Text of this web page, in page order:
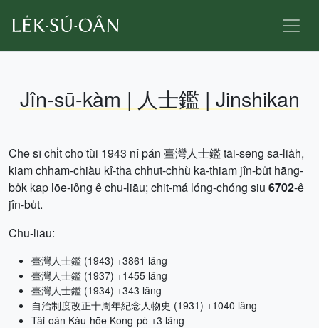
Jîn-sū-kàm | 人士鑑 | Jinshikan
Che sī chi̍t cho͘ tùi 1943 nî pán 臺灣人士鑑 tāi-seng sa-lia̍h,
kiam chham-chiàu kî-tha chhut-chhù ka-thiam jîn-bu̍t hāng-
bo̍k kap lōe-iông ê chu-liāu; chit-má lóng-chóng siu 6702-ê
jîn-bu̍t.
Chu-liāu:
臺灣人士鑑 (1943) +3861 lâng
臺灣人士鑑 (1937) +1455 lâng
臺灣人士鑑 (1934) +343 lâng
自治制度改正十周年紀念人物史 (1931) +1040 lâng
Tâi-oân Kàu-hōe Kong-pò +3 lâng